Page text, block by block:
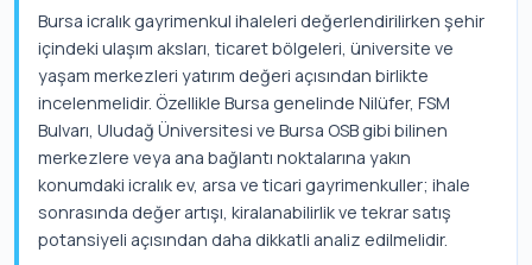
Bursa icralık gayrimenkul ihaleleri değerlendirilirken şehir
içindeki ulaşım aksları, ticaret bölgeleri, üniversite ve
yaşam merkezleri yatırım değeri açısından birlikte
incelenmelidir. Özellikle Bursa genelinde Nilüfer, FSM
Bulvarı, Uludağ Üniversitesi ve Bursa OSB gibi bilinen
merkezlere veya ana bağlantı noktalarına yakın
konumdaki icralık ev, arsa ve ticari gayrimenkuller; ihale
sonrasında değer artışı, kiralanabilirlik ve tekrar satış
potansiyeli açısından daha dikkatli analiz edilmelidir.